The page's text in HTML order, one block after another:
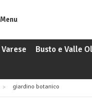
Menu
Varese Busto e Valle
giardino botanico